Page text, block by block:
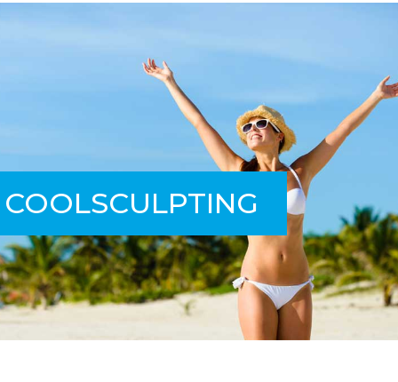
¿Soy Un Buen Candidato?
Ubíquenos
Solicitar Información
COOLSCULPTING